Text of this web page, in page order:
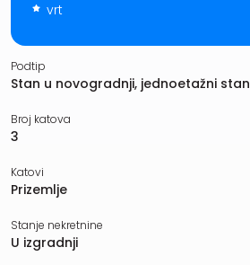
vrt
Podtip
Stan u novogradnji, jednoetažni stan
Broj katova
3
Katovi
Prizemlje
Stanje nekretnine
U izgradnji